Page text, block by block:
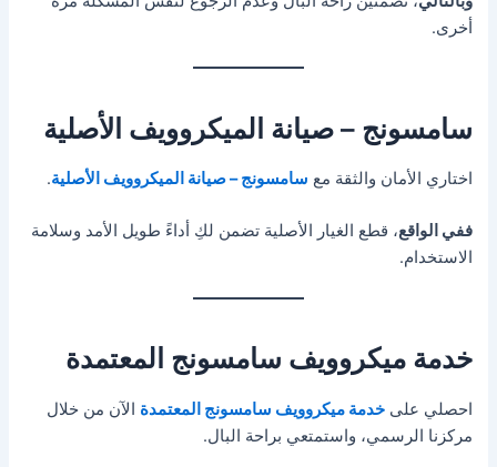
أخرى.
سامسونج – صيانة الميكروويف الأصلية
اختاري الأمان والثقة مع سامسونج – صيانة الميكروويف الأصلية.
ففي الواقع، قطع الغيار الأصلية تضمن لكِ أداءً طويل الأمد وسلامة
الاستخدام.
خدمة ميكروويف سامسونج المعتمدة
احصلي علىخدمة ميكروويف سامسونج المعتمدة الآن من خلال
مركزنا الرسمي، واستمتعي براحة البال.